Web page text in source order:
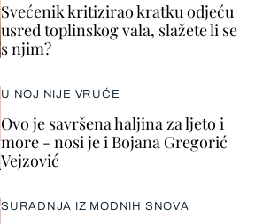
Svećenik kritizirao kratku odjeću
usred toplinskog vala, slažete li se
s njim?
U NOJ NIJE VRUĆE
Ovo je savršena haljina za ljeto i
more - nosi je i Bojana Gregorić
Vejzović
SURADNJA IZ MODNIH SNOVA